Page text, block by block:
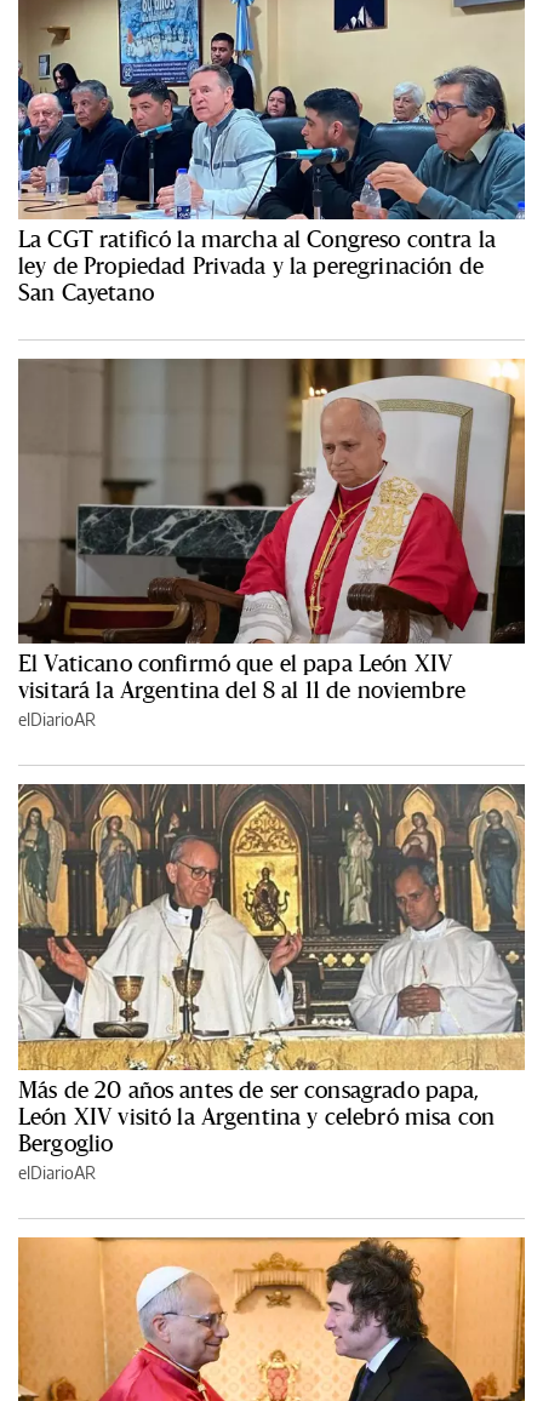
La CGT ratificó la marcha al Congreso contra la
ley de Propiedad Privada y la peregrinación de
San Cayetano
El Vaticano confirmó que el papa León XIV
visitará la Argentina del 8 al 11 de noviembre
elDiarioAR
Más de 20 años antes de ser consagrado papa,
León XIV visitó la Argentina y celebró misa con
Bergoglio
elDiarioAR